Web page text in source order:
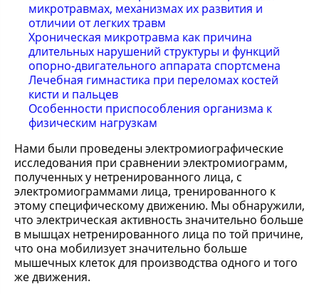
микротравмах, механизмах их развития и
отличии от легких травм
Хроническая микротравма как причина
длительных нарушений структуры и функций
опорно-двигательного аппарата спортсмена
Лечебная гимнастика при переломах костей
кисти и пальцев
Особенности приспособления организма к
физическим нагрузкам
Нами были проведены электромиографические
исследования при сравнении электромиограмм,
полученных у нетренированного лица, с
электромиограммами лица, тренированного к
этому специфическому движению. Мы обнаружили,
что электрическая активность значительно больше
в мышцах нетренированного лица по той причине,
что она мобилизует значительно больше
мышечных клеток для производства одного и того
же движения.